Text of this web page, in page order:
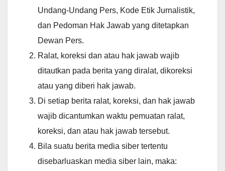
Undang-Undang Pers, Kode Etik Jurnalistik,
dan Pedoman Hak Jawab yang ditetapkan
Dewan Pers.
Ralat, koreksi dan atau hak jawab wajib
ditautkan pada berita yang diralat, dikoreksi
atau yang diberi hak jawab.
Di setiap berita ralat, koreksi, dan hak jawab
wajib dicantumkan waktu pemuatan ralat,
koreksi, dan atau hak jawab tersebut.
Bila suatu berita media siber tertentu
disebarluaskan media siber lain, maka: